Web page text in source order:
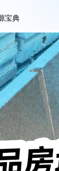
宝典